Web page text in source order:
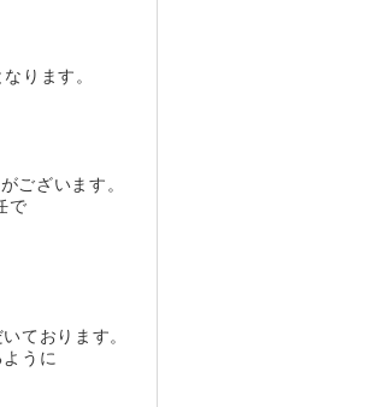
ります。
ございます。
で
ております。
うに